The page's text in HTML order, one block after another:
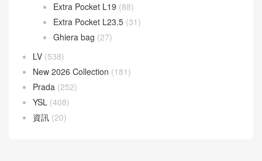
Extra Pocket L19 (88)
Extra Pocket L23.5 (31)
Ghiera bag (27)
LV (538)
New 2026 Collection (181)
Prada (252)
YSL (408)
資訊 (20)